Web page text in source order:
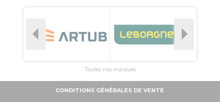
Toutes nos marques
CONDITIONS GÉNÉRALES DE VENTE